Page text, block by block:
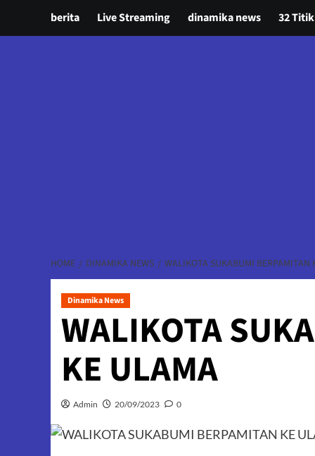
berita Live Streaming dinamika news 32 Titik
HOME DINAMIKA NEWS WALIKOTA SUKABUMI BERPAMITAN
Dinamika News
WALIKOTA
KE ULAMA
Admin 20/09/2023 0